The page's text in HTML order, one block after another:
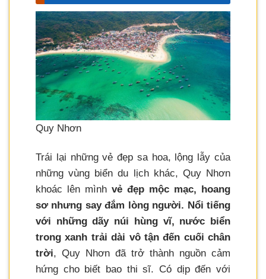
Quy Nhơn
Trái lại những vẻ đẹp sa hoa, lộng lẫy của
những vùng biển du lịch khác, Quy Nhơn
khoác lên mình vẻ đẹp mộc mạc, hoang
sơ nhưng say đắm lòng người. Nổi tiếng
với những dãy núi hùng vĩ, nước biển
trong xanh trải dài vô tận đến cuối chân
trời, Quy Nhơn đã trở thành nguồn cảm
hứng cho biết bao thi sĩ. Có dịp đến với